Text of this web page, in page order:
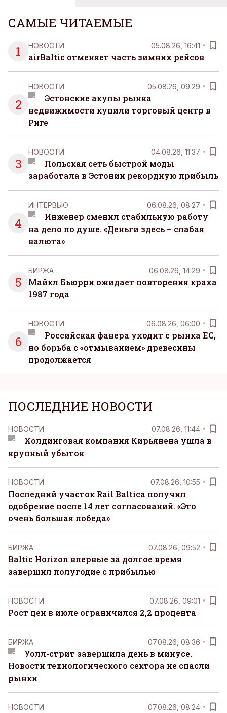
САМЫЕ ЧИТАЕМЫЕ
1
НОВОСТИ 05.08.26, 16:41
airBaltic отменяет часть зимних рейсов
2
НОВОСТИ 05.08.26, 09:29
Эстонские акулы рынка
недвижимости купили торговый центр в
Риге
3
НОВОСТИ 04.08.26, 11:37
Польская сеть быстрой моды
заработала в Эстонии рекордную прибыль
4
ИНТЕРВЬЮ 06.08.26, 08:27
Инженер сменил стабильную работу
на дело по душе. «Деньги здесь – слабая
валюта»
5
БИРЖА 06.08.26, 14:29
Майкл Бьюрри ожидает повторения краха
1987 года
6
НОВОСТИ 06.08.26, 06:00
Российская фанера уходит с рынка ЕС,
но борьба с «отмыванием» древесины
продолжается
ПОСЛЕДНИЕ НОВОСТИ
НОВОСТИ 07.08.26, 11:44
Холдинговая компания Кирьянена ушла в
крупный убыток
НОВОСТИ 07.08.26, 10:55
Последний участок Rail Baltica получил
одобрение после 14 лет согласований. «Это
очень большая победа»
БИРЖА 07.08.26, 09:52
Baltic Horizon впервые за долгое время
завершил полугодие с прибылью
НОВОСТИ 07.08.26, 09:01
Рост цен в июле ограничился 2,2 процента
БИРЖА 07.08.26, 08:36
Уолл-стрит завершила день в минусе.
Новости технологического сектора не спасли
рынки
НОВОСТИ 07.08.26, 08:24